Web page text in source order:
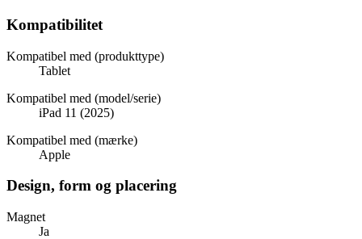
Kompatibilitet
Kompatibel med (produkttype)
Tablet
Kompatibel med (model/serie)
iPad 11 (2025)
Kompatibel med (mærke)
Apple
Design, form og placering
Magnet
Ja